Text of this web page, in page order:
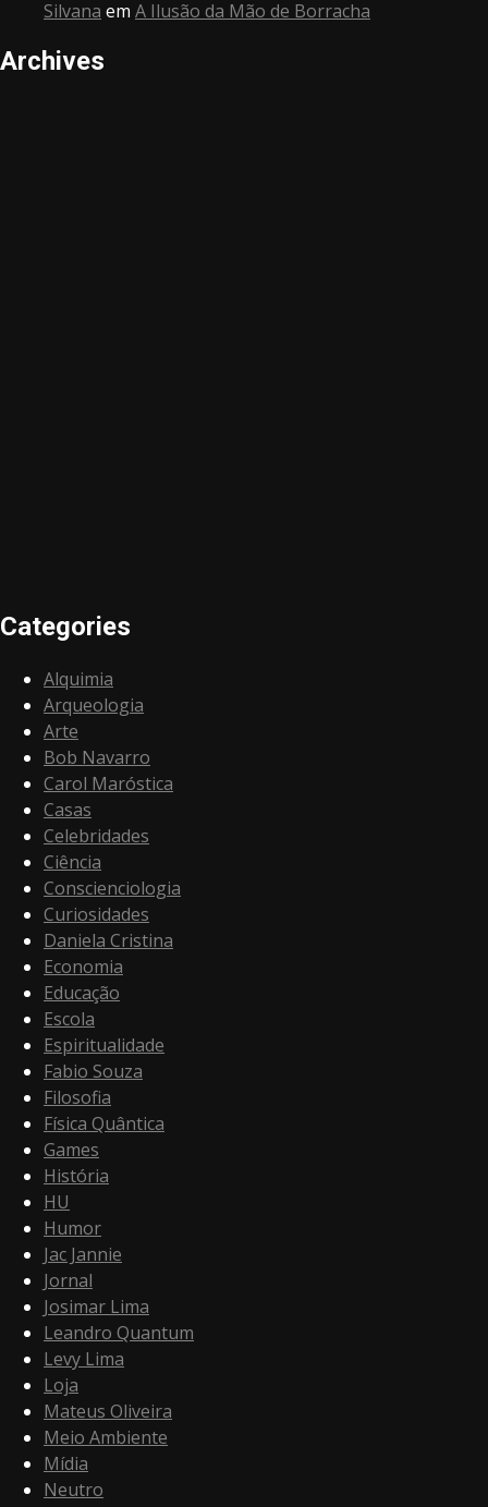
Silvana em A Ilusão da Mão de Borracha
Archives
Categories
Alquimia
Arqueologia
Arte
Bob Navarro
Carol Maróstica
Casas
Celebridades
Ciência
Conscienciologia
Curiosidades
Daniela Cristina
Economia
Educação
Escola
Espiritualidade
Fabio Souza
Filosofia
Física Quântica
Games
História
HU
Humor
Jac Jannie
Jornal
Josimar Lima
Leandro Quantum
Levy Lima
Loja
Mateus Oliveira
Meio Ambiente
Mídia
Neutro